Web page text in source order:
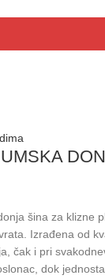
šina za klizne
Izrađena od
čak i pri
dok